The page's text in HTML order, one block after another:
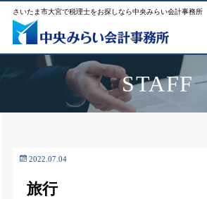
さいたま市大宮で税理士をお探しなら中央みらい会計事務所
STAFF
2022.07.04
旅行